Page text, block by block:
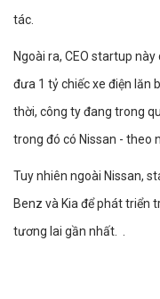
tác.
Ngoài ra, CEO startup
đưa 1 tỷ chiếc xe điện lăn
thời, công ty đang trong
trong đó có Nissan - theo
Tuy nhiên ngoài Nissan,
Benz và Kia để phát triển
tương lai gần nhất. .